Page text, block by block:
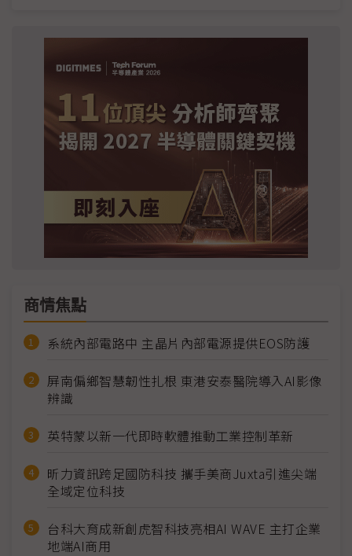
商情焦點
系統內部電路中 主晶片內部電源提供EOS防護
屏南偏鄉智慧韌性扎根 東港安泰醫院導入AI影像
辨識
英特蒙以新一代即時軟體推動工業控制革新
昕力資訊跨足國防科技 攜手美商Juxta引進尖端
全域定位科技
台科大育成新創虎智科技亮相AI WAVE 主打企業
地端AI商用